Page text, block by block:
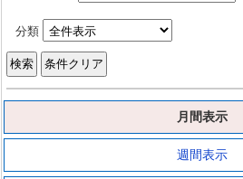
分類
月間表示
週間表示